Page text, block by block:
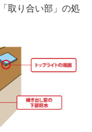
取り合い部」の処